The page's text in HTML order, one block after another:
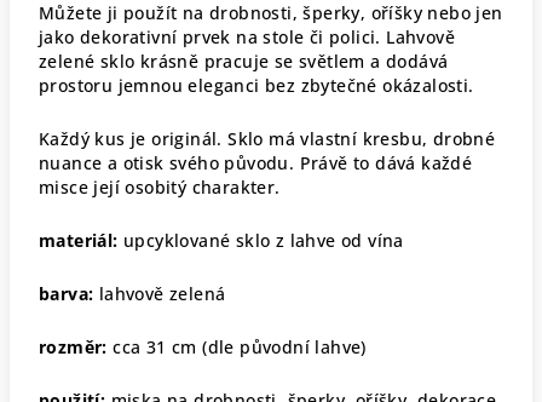
Můžete ji použít na drobnosti, šperky, oříšky nebo jen
jako dekorativní prvek na stole či polici. Lahvově
zelené sklo krásně pracuje se světlem a dodává
prostoru jemnou eleganci bez zbytečné okázalosti.
Každý kus je originál. Sklo má vlastní kresbu, drobné
nuance a otisk svého původu. Právě to dává každé
misce její osobitý charakter.
materiál: upcyklované sklo z lahve od vína
barva: lahvově zelená
rozměr: cca 31 cm (dle původní lahve)